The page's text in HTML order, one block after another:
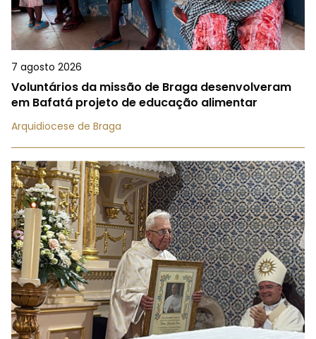
7 agosto 2026
Voluntários da missão de Braga desenvolveram
em Bafatá projeto de educação alimentar
Arquidiocese de Braga